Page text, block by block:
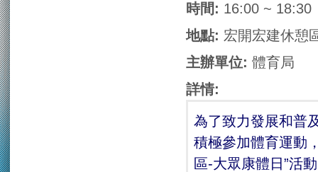
時間: 16:00 ~ 18:30
地點: 宏開宏建休憩
主辦單位: 體育局
詳情:
為了致力發展和普
積極參加體育運動
區-大眾康體日”活